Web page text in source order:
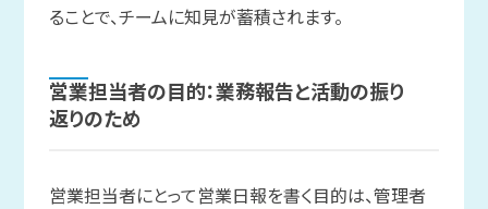
ることで、チームに知見が蓄積されます。
営業担当者の目的：業務報告と活動の振り
返りのため
営業担当者にとって営業日報を書く目的は、管理者